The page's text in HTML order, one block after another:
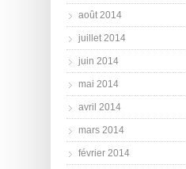
août 2014
juillet 2014
juin 2014
mai 2014
avril 2014
mars 2014
février 2014